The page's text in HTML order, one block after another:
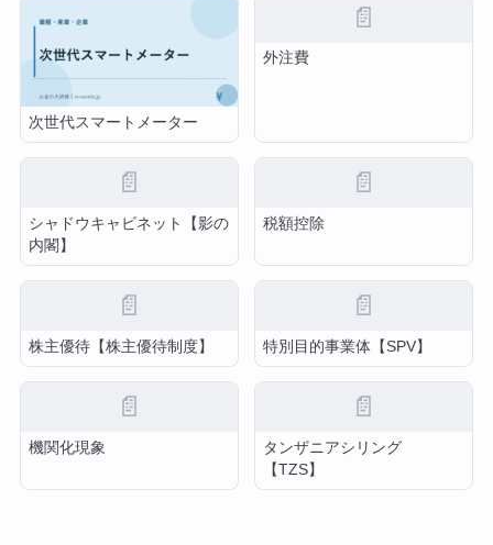
次世代スマートメーター
📄
外注費
📄
シャドウキャビネット【影の
内閣】
📄
税額控除
📄
株主優待【株主優待制度】
📄
特別目的事業体【SPV】
📄
機関化現象
📄
タンザニアシリング
【TZS】